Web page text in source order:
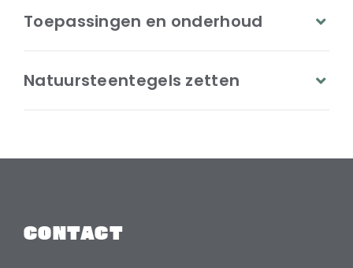
Toepassingen en onderhoud
Natuursteentegels zetten
CONTACT